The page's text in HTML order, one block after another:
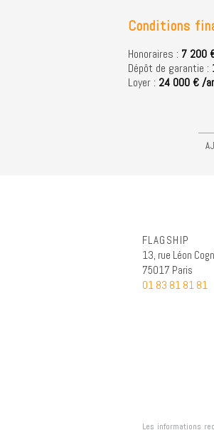
Conditions
Honoraires : 7 200
Dépôt de garantie :
Loyer : 24 000 € /
FLAGSHIP
13, rue Léon
75017 Paris
01 83 81 81 81
Les informations